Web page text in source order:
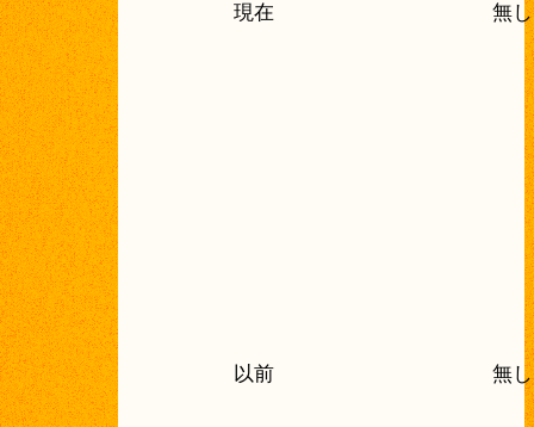
現在 無し
以前 無し